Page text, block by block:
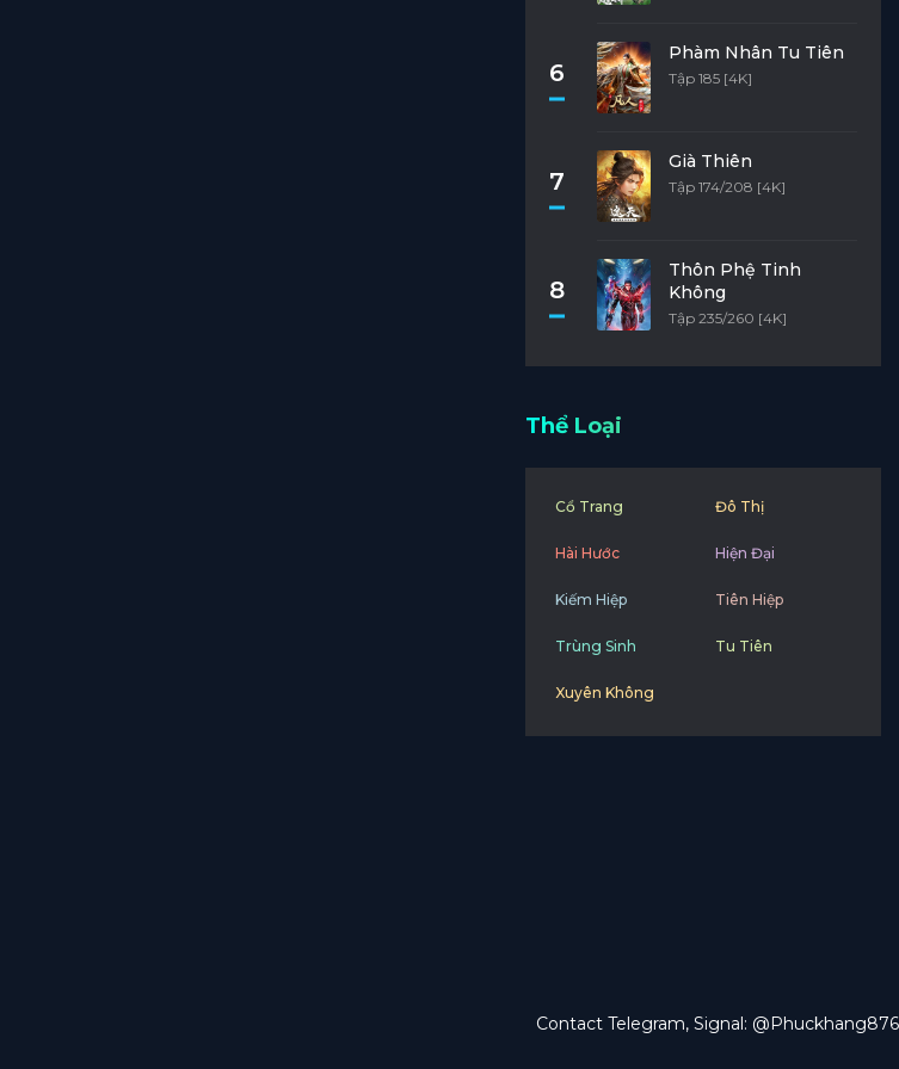
6
Phàm Nhân Tu Tiên
Tập 185 [4K]
7
Già Thiên
Tập 174/208 [4K]
8
Thôn Phệ Tinh
Không
Tập 235/260 [4K]
Thể Loại
Cổ Trang Đô Thị
Hài Hước Hiện Đại
Kiếm Hiệp Tiên Hiệp
Trùng Sinh Tu Tiên
Xuyên Không
Contact Telegram, Signal: @Phuckhang876